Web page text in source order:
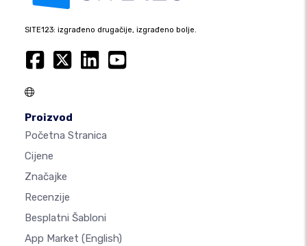
SITE123: izgrađeno drugačije, izgrađeno bolje.
Proizvod
Početna Stranica
Cijene
Značajke
Recenzije
Besplatni Šabloni
App Market (English)